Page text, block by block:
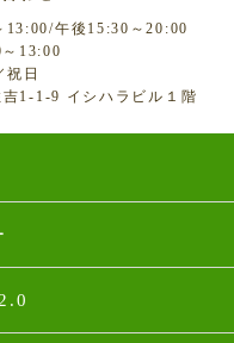
13:00/午後15:30～20:00
～13:00
祝日
1-1-9 イシハラビル１階